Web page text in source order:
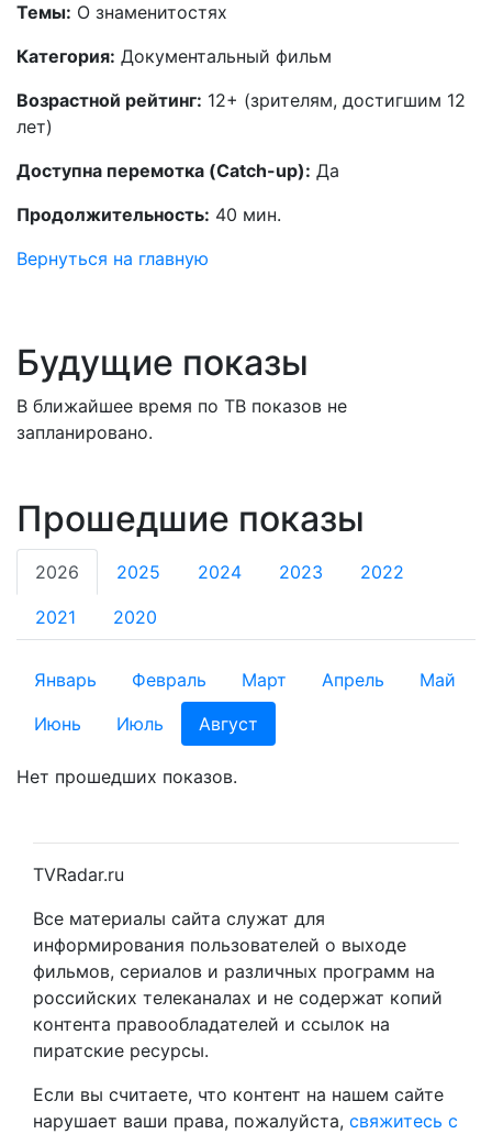
Темы: О знаменитостях
Категория: Документальный фильм
Возрастной рейтинг: 12+ (зрителям, достигшим 12
лет)
Доступна перемотка (Catch-up): Да
Продолжительность: 40 мин.
Вернуться на главную
Будущие показы
В ближайшее время по ТВ показов не
запланировано.
Прошедшие показы
2026 2025 2024 2023 2022
2021 2020
Январь Февраль Март Апрель
Май
Июнь
Июль Август
Нет прошедших показов.
TVRadar.ru
Все материалы сайта служат для
информирования пользователей о выходе
фильмов, сериалов и различных программ на
российских телеканалах и не содержат копий
контента правообладателей и ссылок на
пиратские ресурсы.
Если вы считаете, что контент на нашем сайте
нарушает ваши права, пожалуйста, свяжитесь с